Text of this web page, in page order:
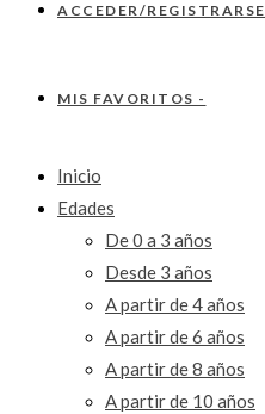
ACCEDER/REGISTRARSE
MIS FAVORITOS -
Inicio
Edades
De 0 a 3 años
Desde 3 años
A partir de 4 años
A partir de 6 años
A partir de 8 años
A partir de 10 años